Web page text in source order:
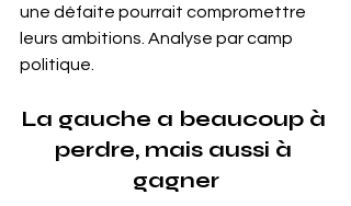
une défaite pourrait compromettre
leurs ambitions. Analyse par camp
politique.
La gauche a beaucoup à
perdre, mais aussi à
gagner